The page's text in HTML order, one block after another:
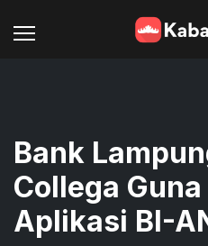
Bank
Collega
Aplikasi BI-